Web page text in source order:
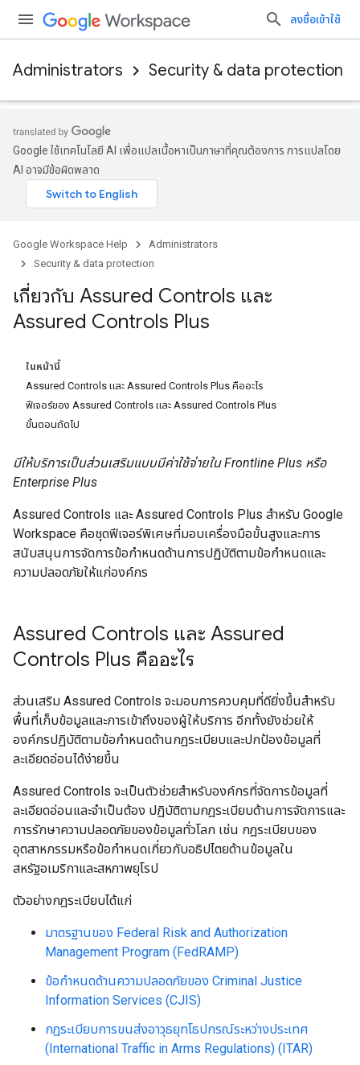
ลงชื่อเข้าใช้
Administrators Security & data protection
Google ใช้เทคโนโลยี AI เพื่อแปลเนื้อหาเป็นภาษาที่คุณต้องการ การแปลโดย
AI อาจมีข้อผิดพลาด
Google Workspace Help
Administrators
Security & data protection
เกี่ยวกับ Assured Controls และ
Assured Controls Plus
ในหน้านี้
Assured Controls และ Assured Controls Plus คืออะไร
ฟีเจอร์ของ Assured Controls และ Assured Controls Plus
ขั้นตอนถัดไป
มีให้บริการเป็นส่วนเสริมแบบมีค่าใช้จ่ายใน Frontline Plus หรือ
Enterprise Plus
Assured Controls และ Assured Controls Plus สำหรับ Google
Workspace คือชุดฟีเจอร์พิเศษที่มอบเครื่องมือขั้นสูงและการ
สนับสนุนการจัดการข้อกำหนดด้านการปฏิบัติตามข้อกำหนดและ
ความปลอดภัยให้แก่องค์กร
Assured Controls และ Assured
Controls Plus คืออะไร
ส่วนเสริม Assured Controls จะมอบการควบคุมที่ดียิ่งขึ้นสำหรับ
พื้นที่เก็บข้อมูลและการเข้าถึงของผู้ให้บริการ อีกทั้งยังช่วยให้
องค์กรปฏิบัติตามข้อกำหนดด้านกฎระเบียบและปกป้องข้อมูลที่
ละเอียดอ่อนได้ง่ายขึ้น
Assured Controls จะเป็นตัวช่วยสำหรับองค์กรที่จัดการข้อมูลที่
ละเอียดอ่อนและจำเป็นต้อง ปฏิบัติตามกฎระเบียบด้านการจัดการและ
การรักษาความปลอดภัยของข้อมูลทั่วโลก เช่น กฎระเบียบของ
อุตสาหกรรมหรือข้อกำหนดเกี่ยวกับอธิปไตยด้านข้อมูลใน
สหรัฐอเมริกาและสหภาพยุโรป
ตัวอย่างกฎระเบียบได้แก่
มาตรฐานของ Federal Risk and Authorization
Management Program (FedRAMP)
ข้อกำหนดด้านความปลอดภัยของ Criminal Justice
Information Services (CJIS)
กฎระเบียบการขนส่งอาวุธยุทโธปกรณ์ระหว่างประเทศ
(International Traffic in Arms Regulations) (ITAR)